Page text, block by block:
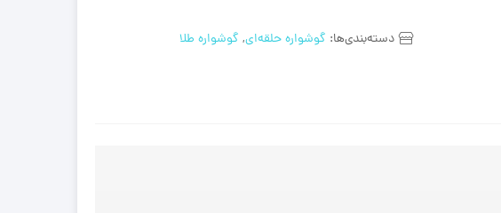
دسته‌بندی‌ها: گوشواره حلقه‌ای, گوشواره طلا